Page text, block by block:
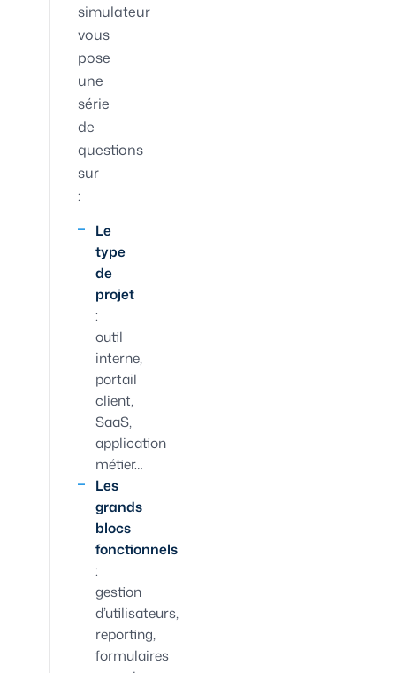
simulateur
vous
pose
une
série
de
questions
sur
:
Le
type
de
projet
:
outil
interne,
portail
client,
SaaS,
application
métier…
Les
grands
blocs
fonctionnels
:
gestion
d’utilisateurs,
reporting,
formulaires